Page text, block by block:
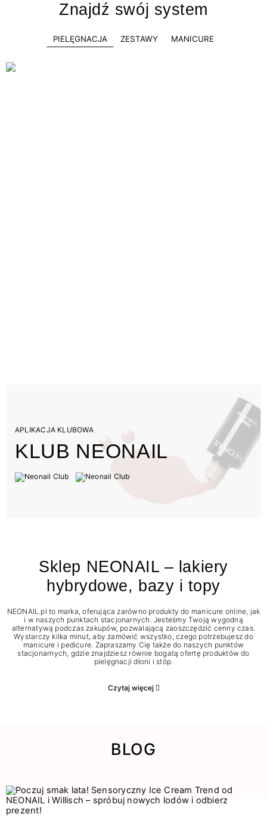
Znajdź swój system
PIELĘGNACJA ZESTAWY MANICURE
APLIKACJA KLUBOWA
KLUB NEONAIL
Sklep NEONAIL – lakiery
hybrydowe, bazy i topy
NEONAIL.pl to marka, oferująca zarówno produkty do manicure online, jak
i w naszych punktach stacjonarnych. Jesteśmy Twoją wygodną
alternatywą podczas zakupów, pozwalającą zaoszczędzić cenny czas.
Wystarczy kilka minut, aby zamówić wszystko, czego potrzebujesz do
manicure i pedicure. Zapraszamy Cię także do naszych punktów
stacjonarnych, gdzie znajdziesz równie bogatą ofertę produktów do
pielęgnacji dłoni i stóp.
Czytaj więcej
BLOG